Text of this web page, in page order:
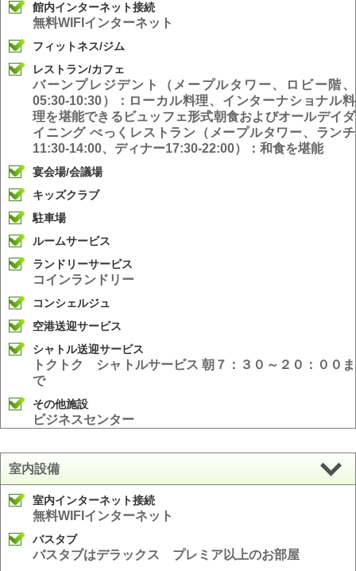
館内インターネット接続
無料WIFIインターネット
フィットネス/ジム
レストラン/カフェ
バーンプレジデント（メープルタワー、ロビー階、
05:30-10:30）：ローカル料理、インターナショナル料
理を堪能できるビュッフェ形式朝食およびオールデイダ
イニング べっくレストラン（メープルタワー、ランチ
11:30-14:00、ディナー17:30-22:00）：和食を堪能
宴会場/会議場
キッズクラブ
駐車場
ルームサービス
ランドリーサービス
コインランドリー
コンシェルジュ
空港送迎サービス
シャトル送迎サービス
トクトク シャトルサービス 朝７：３０～２０：００ま
で
その他施設
ビジネスセンター
室内設備
室内インターネット接続
無料WIFIインターネット
バスタブ
バスタブはデラックス プレミア以上のお部屋